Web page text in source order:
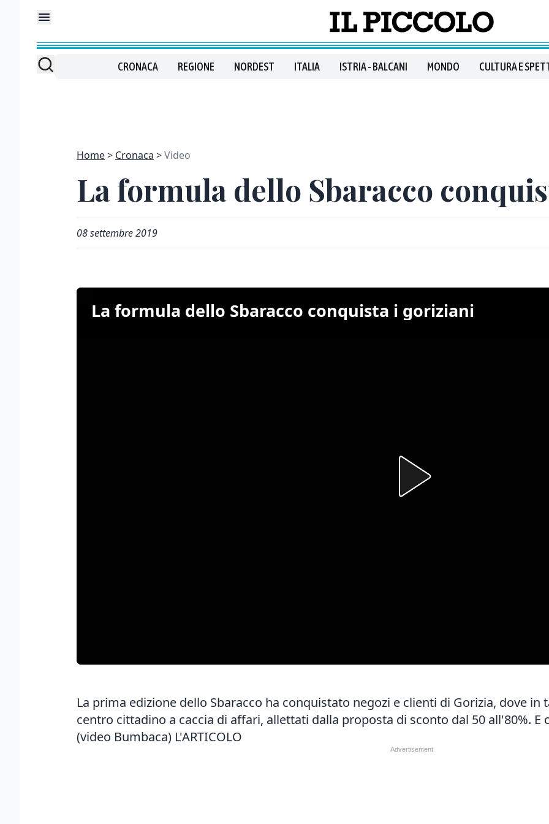
CRONACA REGIONE NORDEST ITALIA ISTRIA - BALCANI MONDO CULTURA E
Home Cronaca Video
La formula dello Sbaracco
08 settembre 2019
La formula dello Sbaracco conquista i goriziani
La prima edizione dello Sbaracco ha conquistato negozi e clienti di Gorizia, dove
centro cittadino a caccia di affari, allettati dalla proposta di sconto dal 50 all'80%. E
(video Bumbaca) L'ARTICOLO